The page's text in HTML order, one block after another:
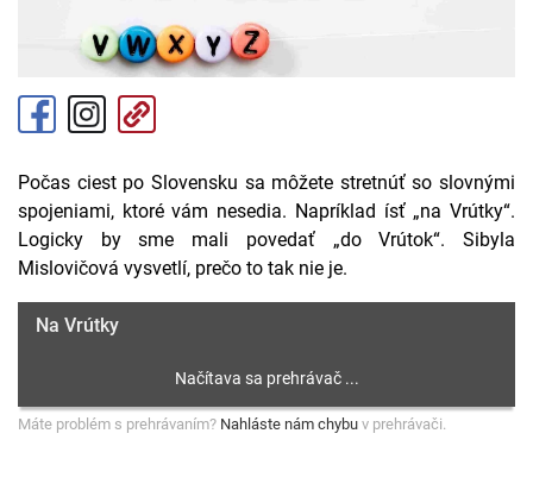
Počas ciest po Slovensku sa môžete stretnúť so slovnými
spojeniami, ktoré vám nesedia. Napríklad ísť „na Vrútky“.
Logicky by sme mali povedať „do Vrútok“. Sibyla
Mislovičová vysvetlí, prečo to tak nie je.
Na Vrútky
Máte problém s prehrávaním? Nahláste nám chybu v prehrávači.